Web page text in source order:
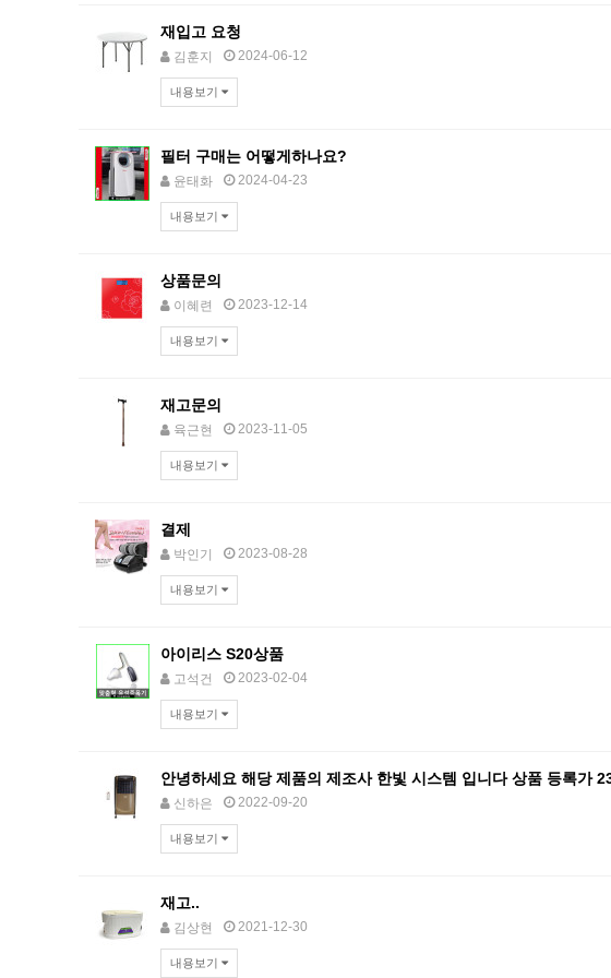
재입고 요청
김훈지
2024-06-12
내용보기
필터 구매는 어떻게하나요?
윤태화
2024-04-23
내용보기
상품문의
이혜련
2023-12-14
내용보기
재고문의
육근현
2023-11-05
내용보기
결제
박인기
2023-08-28
내용보기
아이리스 S20상품
고석건
2023-02-04
내용보기
안녕하세요 해당 제품의 제조사 한빛 시스템 입니다 상품 등록가
신하은
2022-09-20
내용보기
재고..
김상현
2021-12-30
내용보기